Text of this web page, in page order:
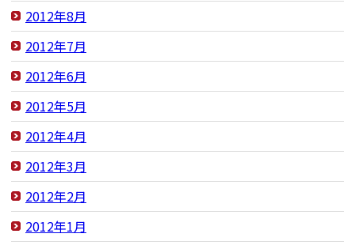
2012年8月
2012年7月
2012年6月
2012年5月
2012年4月
2012年3月
2012年2月
2012年1月